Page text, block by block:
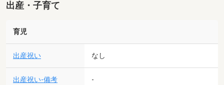
出産・子育て
育児
出産祝い なし
出産祝い-備考 -